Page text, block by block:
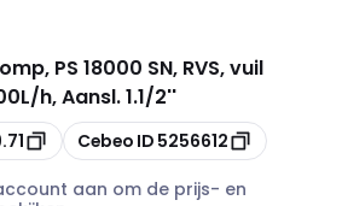
PS 18000 SN, RVS, vuil
h, Aansl. 1.1/2''
Kopiëren
Cebeo ID 5256612
aan om de prijs- en